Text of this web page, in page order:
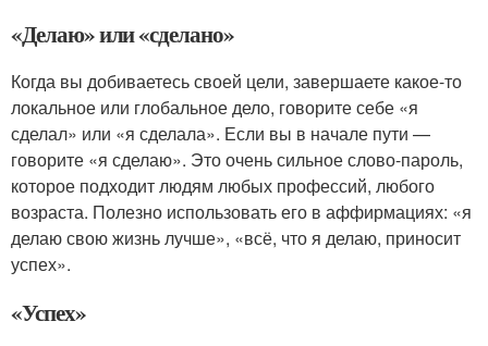
«Делаю» или «сделано»
Когда вы добиваетесь своей цели, завершаете какое-то
локальное или глобальное дело, говорите себе «я
сделал» или «я сделала». Если вы в начале пути —
говорите «я сделаю». Это очень сильное слово-пароль,
которое подходит людям любых профессий, любого
возраста. Полезно использовать его в аффирмациях: «я
делаю свою жизнь лучше», «всё, что я делаю, приносит
успех».
«Успех»